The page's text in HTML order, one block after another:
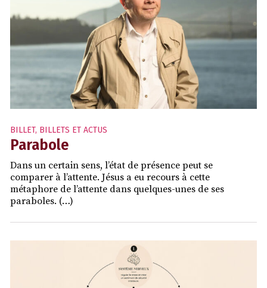
BILLET, BILLETS ET ACTUS
Parabole
Dans un certain sens, l’état de présence peut se
comparer à l’attente. Jésus a eu recours à cette
métaphore de l’attente dans quelques-unes de ses
paraboles. (…)